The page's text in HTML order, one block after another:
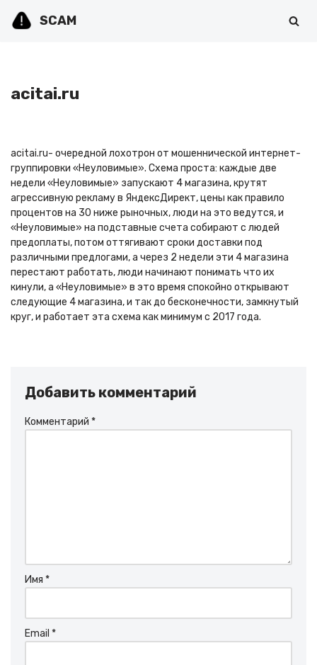
SCAM
acitai.ru
acitai.ru- очередной лохотрон от мошеннической интернет-
группировки «Неуловимые». Схема проста: каждые две
недели «Неуловимые» запускают 4 магазина, крутят
агрессивную рекламу в ЯндексДирект, цены как правило
процентов на 30 ниже рыночных, люди на это ведутся, и
«Неуловимые» на подставные счета собирают с людей
предоплаты, потом оттягивают сроки доставки под
различными предлогами, а через 2 недели эти 4 магазина
перестают работать, люди начинают понимать что их
кинули, а «Неуловимые» в это время спокойно открывают
следующие 4 магазина, и так до бесконечности, замкнутый
круг, и работает эта схема как минимум с 2017 года.
Добавить комментарий
Комментарий *
Имя *
Email *